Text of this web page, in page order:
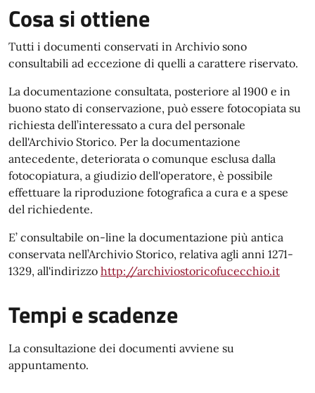
Cosa si ottiene
Tutti i documenti conservati in Archivio sono
consultabili ad eccezione di quelli a carattere riservato.
La documentazione consultata, posteriore al 1900 e in
buono stato di conservazione, può essere fotocopiata su
richiesta dell’interessato a cura del personale
dell'Archivio Storico. Per la documentazione
antecedente, deteriorata o comunque esclusa dalla
fotocopiatura, a giudizio dell'operatore, è possibile
effettuare la riproduzione fotografica a cura e a spese
del richiedente.
E’ consultabile on-line la documentazione più antica
conservata nell’Archivio Storico, relativa agli anni 1271-
1329, all'indirizzo http://archiviostoricofucecchio.it
Tempi e scadenze
La consultazione dei documenti avviene su
appuntamento.